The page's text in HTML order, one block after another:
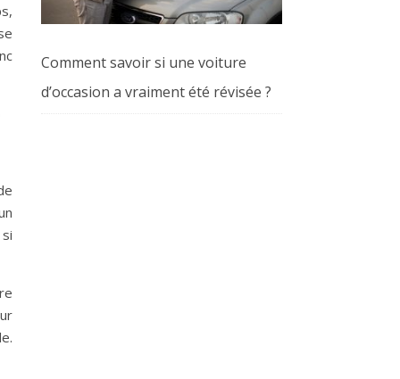
Comment savoir si une voiture
d’occasion a vraiment été révisée ?